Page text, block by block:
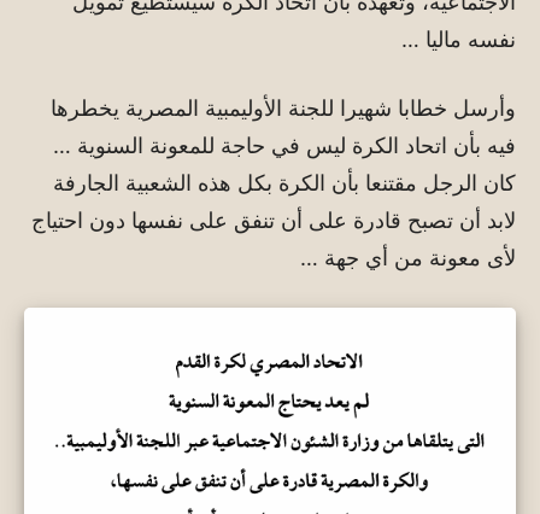
نفسه ماليا …
وأرسل خطابا شهيرا للجنة الأوليمبية المصرية يخطرها
فيه بأن اتحاد الكرة ليس في حاجة للمعونة السنوية …
كان الرجل مقتنعا بأن الكرة بكل هذه الشعبية الجارفة
لابد أن تصبح قادرة على أن تنفق على نفسها دون احتياج
لأى معونة من أي جهة …